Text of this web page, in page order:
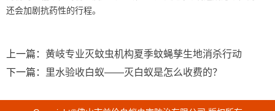
还会加剧抗药性的行程。
上一篇： 黄岐专业灭蚊虫机构夏季蚊蝇孳生地消杀行动
下一篇：
里水验收白蚁——灭白蚁是怎么收费的？